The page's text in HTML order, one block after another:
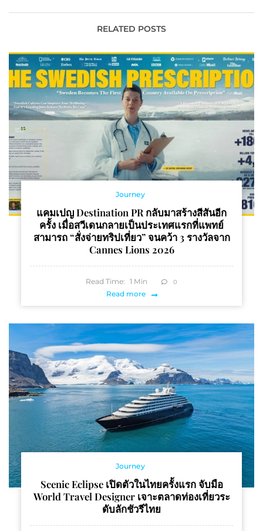
บ้านที่เป็นเรื่องสนุกของทุก
วัยรุ่นสยาม
RELATED POSTS
Journey
แคมเปญ Destination PR กลับมาสร้างสีสันอีก
ครั้ง เมื่อสวีเดนกลายเป็นประเทศแรกที่แพทย์
สามารถ “สั่งจ่ายทริปเที่ยว” จนคว้า 3 รางวัลจาก
Cannes Lions 2026
Read Time: 1 Min 0
Read more
Journey
Scenic Eclipse เปิดตัวในไทยครั้งแรก จับมือ
World Travel Designer เจาะตลาดท่องเที่ยวระ
ดับลักชัวรีไทย